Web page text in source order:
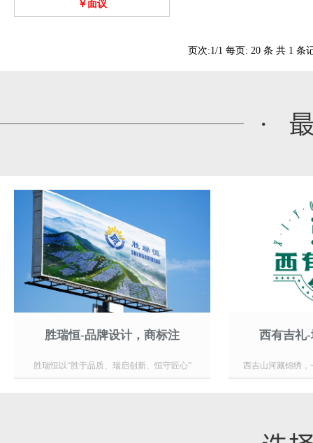
￥面议
页次:1/1 每页: 20 条 共 1 条
胜瑞恒-品牌设计，商标注
胜瑞恒以“胜于品质、瑞启创新、恒守匠心”
西有吉礼
西吉山河藏锦绣，